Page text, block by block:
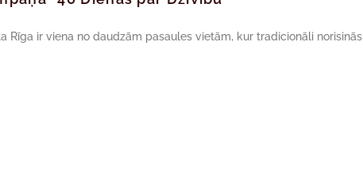
Rīga ir viena no daudzām pasaules vietām, kur tradicionāli norisinās